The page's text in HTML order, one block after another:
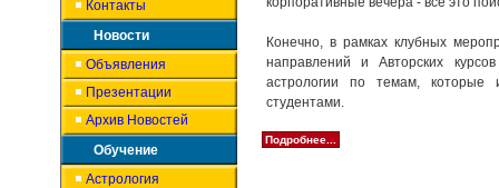
Контакты
Новости
Объявления
Презентации
Архив Новостей
Обучение
Астрология
Конечно, в рамках клубных
направлений и Авторских
астрологии по темам, которые
студентами.
Подробнее...